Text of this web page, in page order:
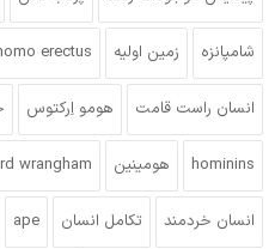
شامپانزه زمین اولیه erectus
انسان راست قامت هومو اِرکتوس
hominins هومینین wrangham
انسان خردمند تکامل انسان ape